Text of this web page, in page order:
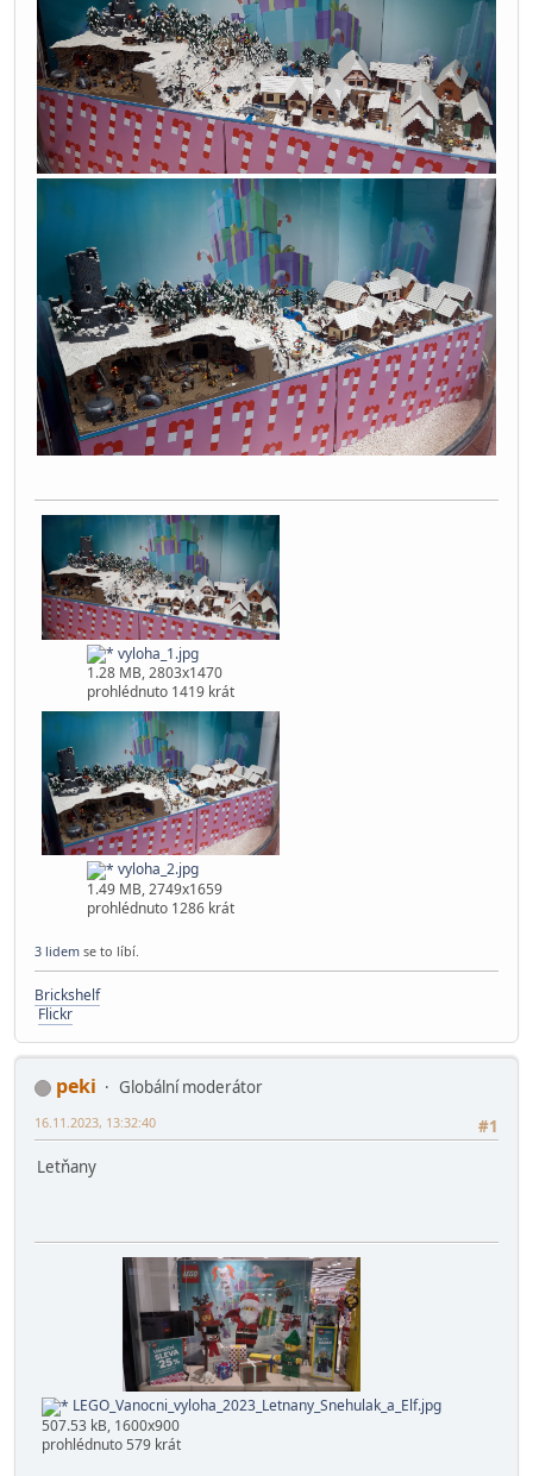
vyloha_1.jpg
1.28 MB, 2803x1470
prohlédnuto 1419 krát
vyloha_2.jpg
1.49 MB, 2749x1659
prohlédnuto 1286 krát
3 lidem se to líbí.
Brickshelf
Flickr
peki
Globální moderátor
#1
16.11.2023, 13:32:40
Letňany
LEGO_Vanocni_vyloha_2023_Letnany_Snehulak_a_Elf.jpg
507.53 kB, 1600x900
prohlédnuto 579 krát